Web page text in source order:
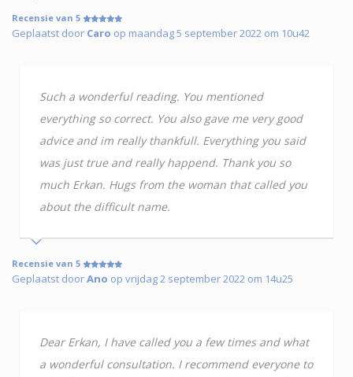
Recensie van 5
Geplaatst door Caro op maandag 5 september 2022 om 10u42
Such a wonderful reading. You mentioned
everything so correct. You also gave me very good
advice and im really thankfull. Everything you said
was just true and really happend. Thank you so
much Erkan. Hugs from the woman that called you
about the difficult name.
Recensie van 5
Geplaatst doorAno op vrijdag 2 september 2022 om 14u25
Dear Erkan, I have called you a few times and what
a wonderful consultation. I recommend everyone to